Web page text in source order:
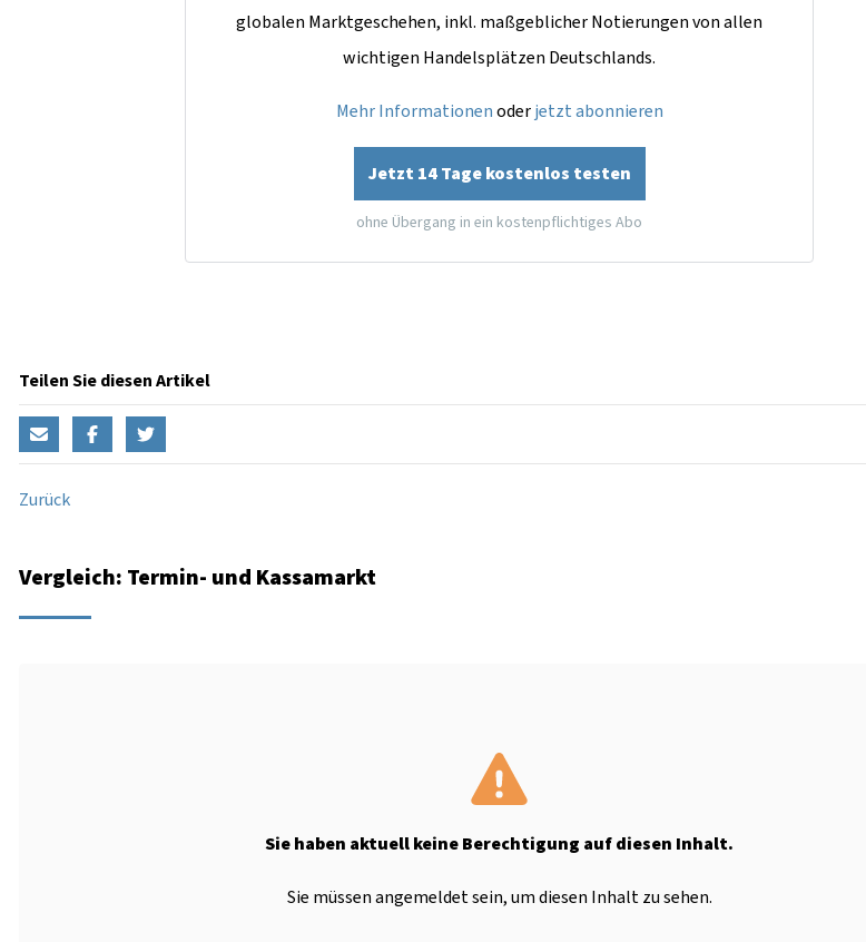
globalen Marktgeschehen, inkl. maßgeblicher Notierungen von allen
wichtigen Handelsplätzen Deutschlands.
Mehr Informationenoderjetzt abonnieren
Jetzt 14 Tage kostenlos testen
ohne Übergang in ein kostenpflichtiges Abo
Teilen Sie diesen Artikel
Zurück
Vergleich: Termin- und Kassamarkt
Sie haben aktuell keine Berechtigung auf diesen Inhalt.
Sie müssen angemeldet sein, um diesen Inhalt zu sehen.